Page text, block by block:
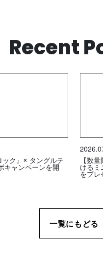
Recent
ク』× タングルテ
キャンペーンを開
【数
ける
をプレ
一覧にもどる